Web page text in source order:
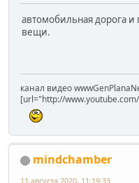
автомобильная дорога
вещи.
канал видео
[url="http://
mindchamber
11 августа 2020, 11:19:33